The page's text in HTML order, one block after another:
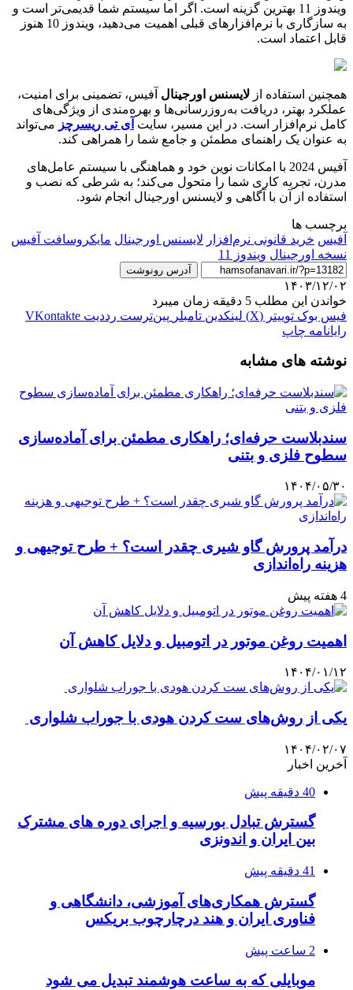
ویندوز 11 بهترین گزینه است. اگر اما سیستم شما قدیمی‌تر است و
به سازگاری با نرم‌افزارهای قبلی اهمیت می‌دهید، ویندوز 10 هنوز
قابل اعتماد است.
همچنین استفاده از لایسنس اورجینال آفیس، تضمینی برای امنیت،
عملکرد بهتر، دریافت به‌روزرسانی‌ها و بهره‌مندی از ویژگی‌های
کامل نرم‌افزار است. در این مسیر، سایت آی تی ریسرچز می‌تواند
به عنوان یک راهنمای مطمئن و جامع شما را همراهی کند.
آفیس 2024 با امکانات نوین خود و هماهنگی با سیستم عامل‌های
مدرن، تجربه کاری شما را متحول می‌کند؛ به شرطی که نصب و
استفاده از آن با آگاهی و لایسنس اورجینال انجام شود.
برچسب ها
آفیس خرید قانونی نرم‌افزار لایسنس اورجینال مایکروسافت آفیس
نسخه اورجینال ویندوز 11
آدرس رونوشت
۱۴۰۳/۱۲/۰۲
خواندن این مطلب 5 دقیقه زمان میبرد
فیس بوک توییتر (X) لینکدین ‫تامبلر ‫پین‌ترست ‫رددیت ‫VKontakte
رایانامه چاپ
نوشته های مشابه
سندبلاست حرفه‌ای؛ راهکاری مطمئن برای آماده‌سازی
سطوح فلزی و بتنی
۱۴۰۴/۰۵/۳۰
درآمد پرورش گاو شیری چقدر است؟ + طرح توجیهی و
هزینه راه‌اندازی
4 هفته پیش
اهمیت روغن موتور در اتومبیل و دلایل کاهش آن
۱۴۰۴/۰۱/۱۲
یکی از روش‌های ست کردن هودی با جوراب شلواری
۱۴۰۴/۰۲/۰۷
آخرین اخبار
40 دقیقه پیش
گسترش تبادل بورسیه و اجرای دوره های مشترک
بین ایران و اندونزی
41 دقیقه پیش
گسترش همکاری‌های آموزشی، دانشگاهی و
فناوری ایران و هند درچارچوب بریکس
2 ساعت پیش
موبایلی که به ساعت هوشمند تبدیل می شود